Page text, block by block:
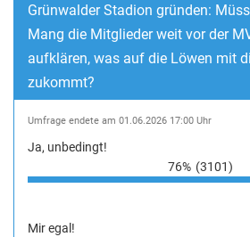
Grünwalder Stadion gründen:
Mang die Mitglieder weit vor der
aufklären, was auf die Löwen mit
zukommt?
Umfrage endete am 01.06.2026 17:00 Uhr
Ja, unbedingt!
76% (3101)
Mir egal!